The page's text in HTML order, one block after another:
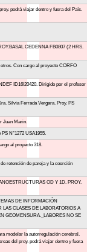
podrá viajar dentro y fuera del País.
CEDENNA FB0807 (2 HRS.
Con cargo al proyecto CORFO
ID16I20420. Dirigido por el profesor
Silvia Ferrada Vergara. Proy. PS
Juan Marin.
N°1272 USA1955.
al proyecto 318.
retención de pareja y la coerción
OD Y 1D. PROY.
DE INFORMACIÓN
CLASES DE LABORATORIOS A
GEOMENSURA._LABORES NO SE
modelar la autorregulación cerebral.
del proy. podrá viajar dentro y fuera